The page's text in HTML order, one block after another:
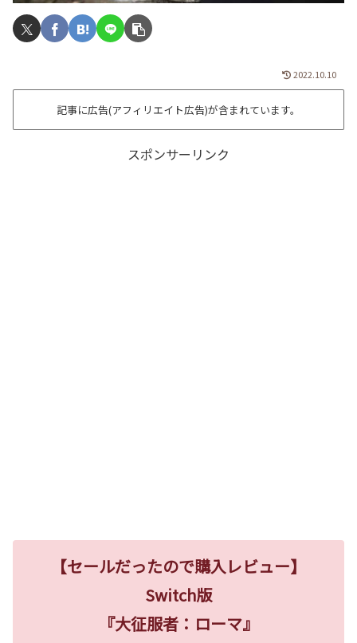
2022.10.10
記事に広告(アフィリエイト広告)が含まれています。
スポンサーリンク
【セールだったので購入レビュー】
Switch版
『大征服者：ローマ』